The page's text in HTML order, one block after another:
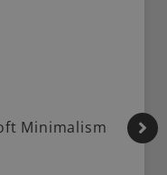
Minimalism